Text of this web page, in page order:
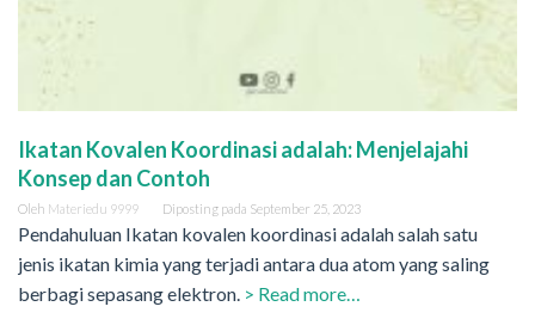
Ikatan Kovalen Koordinasi adalah: Menjelajahi
Konsep dan Contoh
Oleh Materiedu 9999 Diposting pada September 25, 2023
Pendahuluan Ikatan kovalen koordinasi adalah salah satu
jenis ikatan kimia yang terjadi antara dua atom yang saling
berbagi sepasang elektron. > Read more…